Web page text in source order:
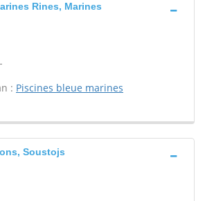
Rines, Marines
: Piscines bleue marines
Soustojs